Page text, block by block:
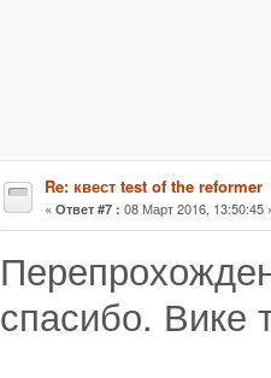
Re: квест test of the reformer
« Ответ #7 : 08 Март 2016, 13:50:45
спасибо.